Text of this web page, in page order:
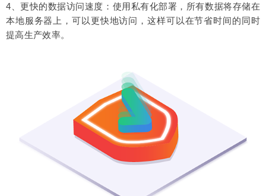
4、更快的数据访问速度：使用私有化部署，所有数据将存储在
本地服务器上，可以更快地访问，这样可以在节省时间的同时
提高生产效率。